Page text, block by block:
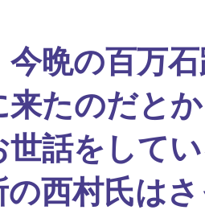
今晩の百万
来たのだと
世話をして
の西村氏は